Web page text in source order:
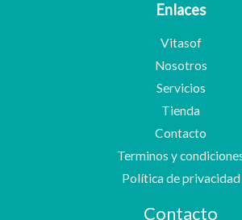
Enlaces
Vitasof
Nosotros
Servicios
Tienda
Contacto
Terminos y
Política de privacidad
Contacto